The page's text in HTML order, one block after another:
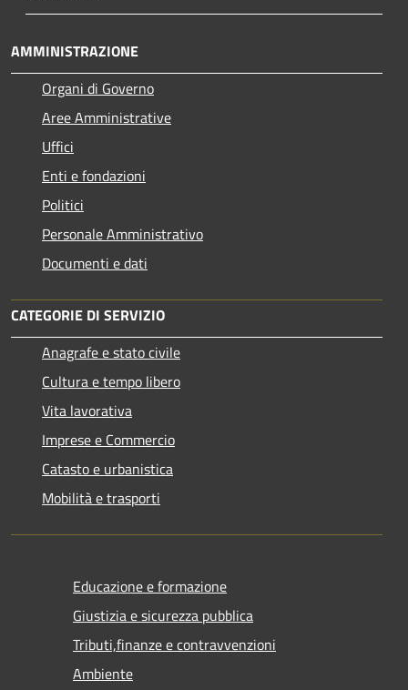
AMMINISTRAZIONE
Organi di Governo
Aree Amministrative
Uffici
Enti e fondazioni
Politici
Personale Amministrativo
Documenti e dati
CATEGORIE DI SERVIZIO
Anagrafe e stato civile
Cultura e tempo libero
Vita lavorativa
Imprese e Commercio
Catasto e urbanistica
Mobilità e trasporti
Educazione e formazione
Giustizia e sicurezza pubblica
Tributi,finanze e contravvenzioni
Ambiente